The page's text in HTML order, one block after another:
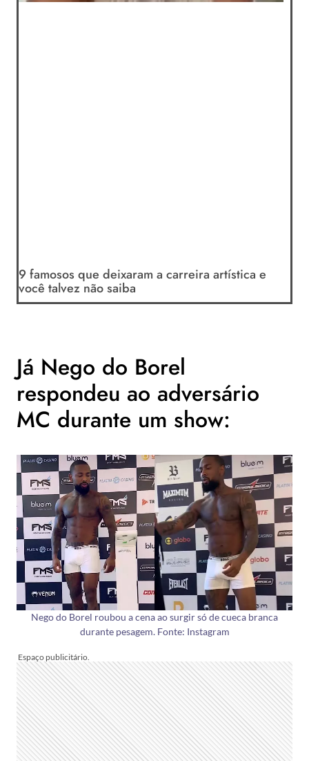
9 famosos que deixaram a carreira artística e
você talvez não saiba
Já Nego do Borel
respondeu ao adversário
MC durante um show:
Nego do Borel roubou a cena ao surgir só de cueca branca
durante pesagem. Fonte: Instagram